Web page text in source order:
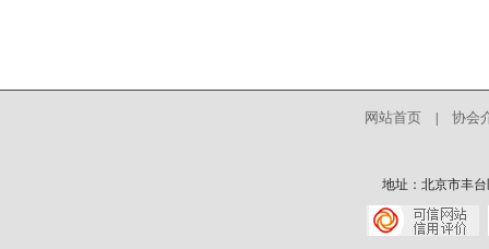
网站首页 协会
地址：北京市丰台